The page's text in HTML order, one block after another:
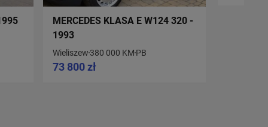
MERCEDES KLASA E W124 320 -
1993
Wieliszew 380 000 KM PB
73 800 zł